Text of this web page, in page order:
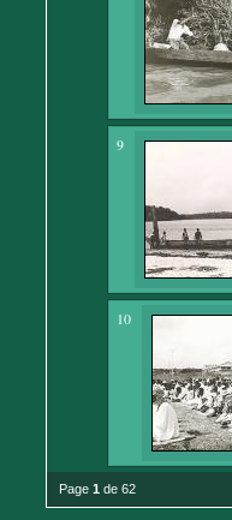
9
10
Page 1 de 62